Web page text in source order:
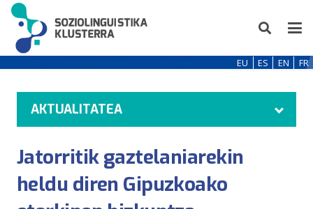
EU ES EN FR
AKTUALITATEA
Jatorritik gaztelaniarekin
heldu diren Gipuzkoako